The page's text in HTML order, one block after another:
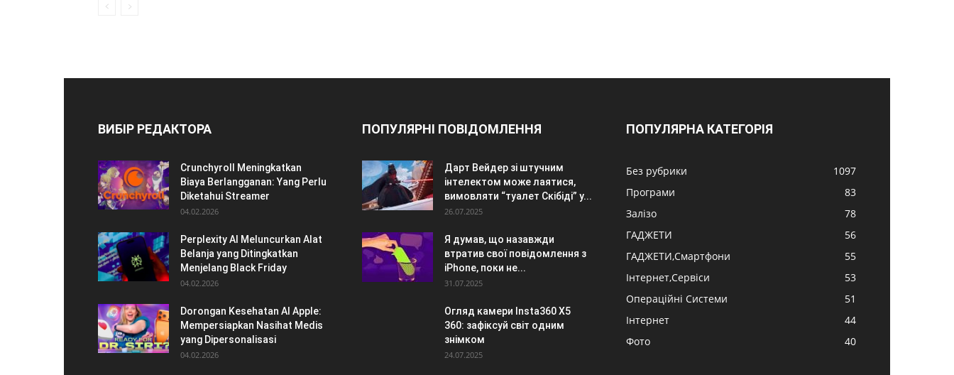
ВИБІР РЕДАКТОРА
Crunchyroll Meningkatkan
Biaya Berlangganan: Yang Perlu
Diketahui Streamer
04.02.2026
Perplexity AI Meluncurkan Alat
Belanja yang Ditingkatkan
Menjelang Black Friday
04.02.2026
Dorongan Kesehatan AI Apple:
Mempersiapkan Nasihat Medis
yang Dipersonalisasi
04.02.2026
ПОПУЛЯРНІ ПОВІДОМЛЕННЯ
Дарт Вейдер зі штучним
інтелектом може лаятися,
вимовляти “туалет Скібіді” у...
26.07.2025
Я думав, що назавжди
втратив свої повідомлення з
iPhone, поки не...
31.07.2025
Огляд камери Insta360 X5
360: зафіксуй світ одним
знімком
24.07.2025
ПОПУЛЯРНА КАТЕГОРІЯ
Без рубрики
1097
Програми
83
Залізо
78
ГАДЖЕТИ
56
ГАДЖЕТИ,Смартфони
55
Інтернет,Сервіси
53
Операційні Системи
51
Інтернет
44
Фото
40